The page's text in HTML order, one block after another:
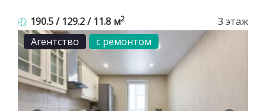
190.5 / 129.2 / 11.8 м2
3 этаж
Агентство
с ремонтом